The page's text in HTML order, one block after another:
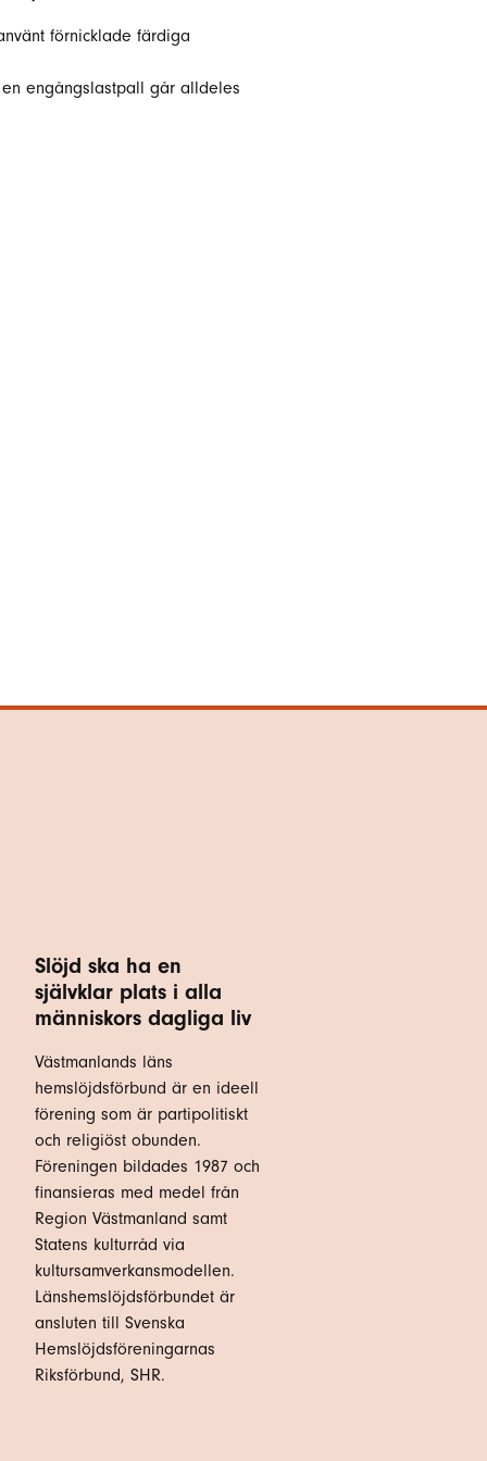
förnicklade färdiga
engångslastpall går alldeles
Slöjd ska ha en
självklar plats i alla
människors dagliga liv
Västmanlands läns
hemslöjdsförbund är en ideell
förening som är partipolitiskt
och religiöst obunden.
Föreningen bildades 1987 och
finansieras med medel från
Region Västmanland samt
Statens kulturråd via
kultursamverkansmodellen.
Länshemslöjdsförbundet är
ansluten till Svenska
Hemslöjdsföreningarnas
Riksförbund, SHR.